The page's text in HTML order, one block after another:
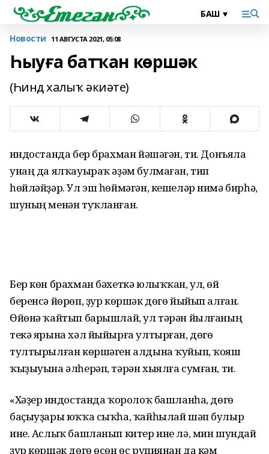
Новости 11 АВГУСТА 2021, 05:08
Һыуға батҡан көршәк
(Һинд халыҡ әкиәте)
Һиндостанда бер брахман йәшәгән, ти. Донъяла
унаң да ялҡауыраҡ әҙәм булмаған, тип
һөйләйҙәр. Ул эш һөймәгән, кешеләр нимә бирһә,
шуның менән туҡланған.
Бер көн брахман бәхеткә юлыҡҡан, ул, өй
беренсә йөрөп, ҙур көршәк дөгө йыйып алған.
Өйөнә ҡайтып барышлай, ул тәрән йылғаның
текә ярына хәл йыйырға ултырған, дөгө
тултырылған көршәген алдына ҡуйып, ҡояш
ҡыҙыуына әлһерәп, тәрән хыялға сумған, ти.
«Хәҙер Һиндостанда ҡоролоҡ башланһа, дөгө
баҫыуҙары юҡҡа сыҡһа, ҡайһылай шәп булыр
ине. Аслыҡ башланып китер ине лә, мин шундай
ҙур көршәк дөгө өсөн өс рупиянан да кәм